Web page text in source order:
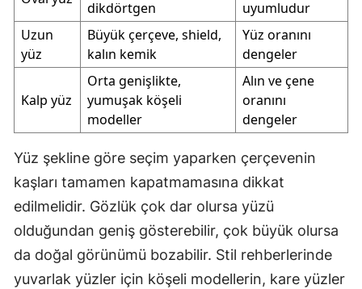
dikdörtgen
uyumludur
Uzun
yüz
Büyük çerçeve, shield,
kalın kemik
Yüz oranını
dengeler
Kalp yüz
Orta genişlikte,
yumuşak köşeli
modeller
Alın ve çene
oranını
dengeler
Yüz şekline göre seçim yaparken çerçevenin
kaşları tamamen kapatmamasına dikkat
edilmelidir. Gözlük çok dar olursa yüzü
olduğundan geniş gösterebilir, çok büyük olursa
da doğal görünümü bozabilir. Stil rehberlerinde
yuvarlak yüzler için köşeli modellerin, kare yüzler